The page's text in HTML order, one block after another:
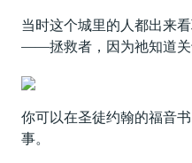
当时这个城里的人都出来
——拯救者，因为祂知道关
你可以在圣徒约翰的福音
事。